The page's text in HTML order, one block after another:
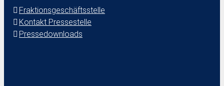
Fraktionsgeschäftsstelle
Kontakt Pressestelle
Pressedownloads